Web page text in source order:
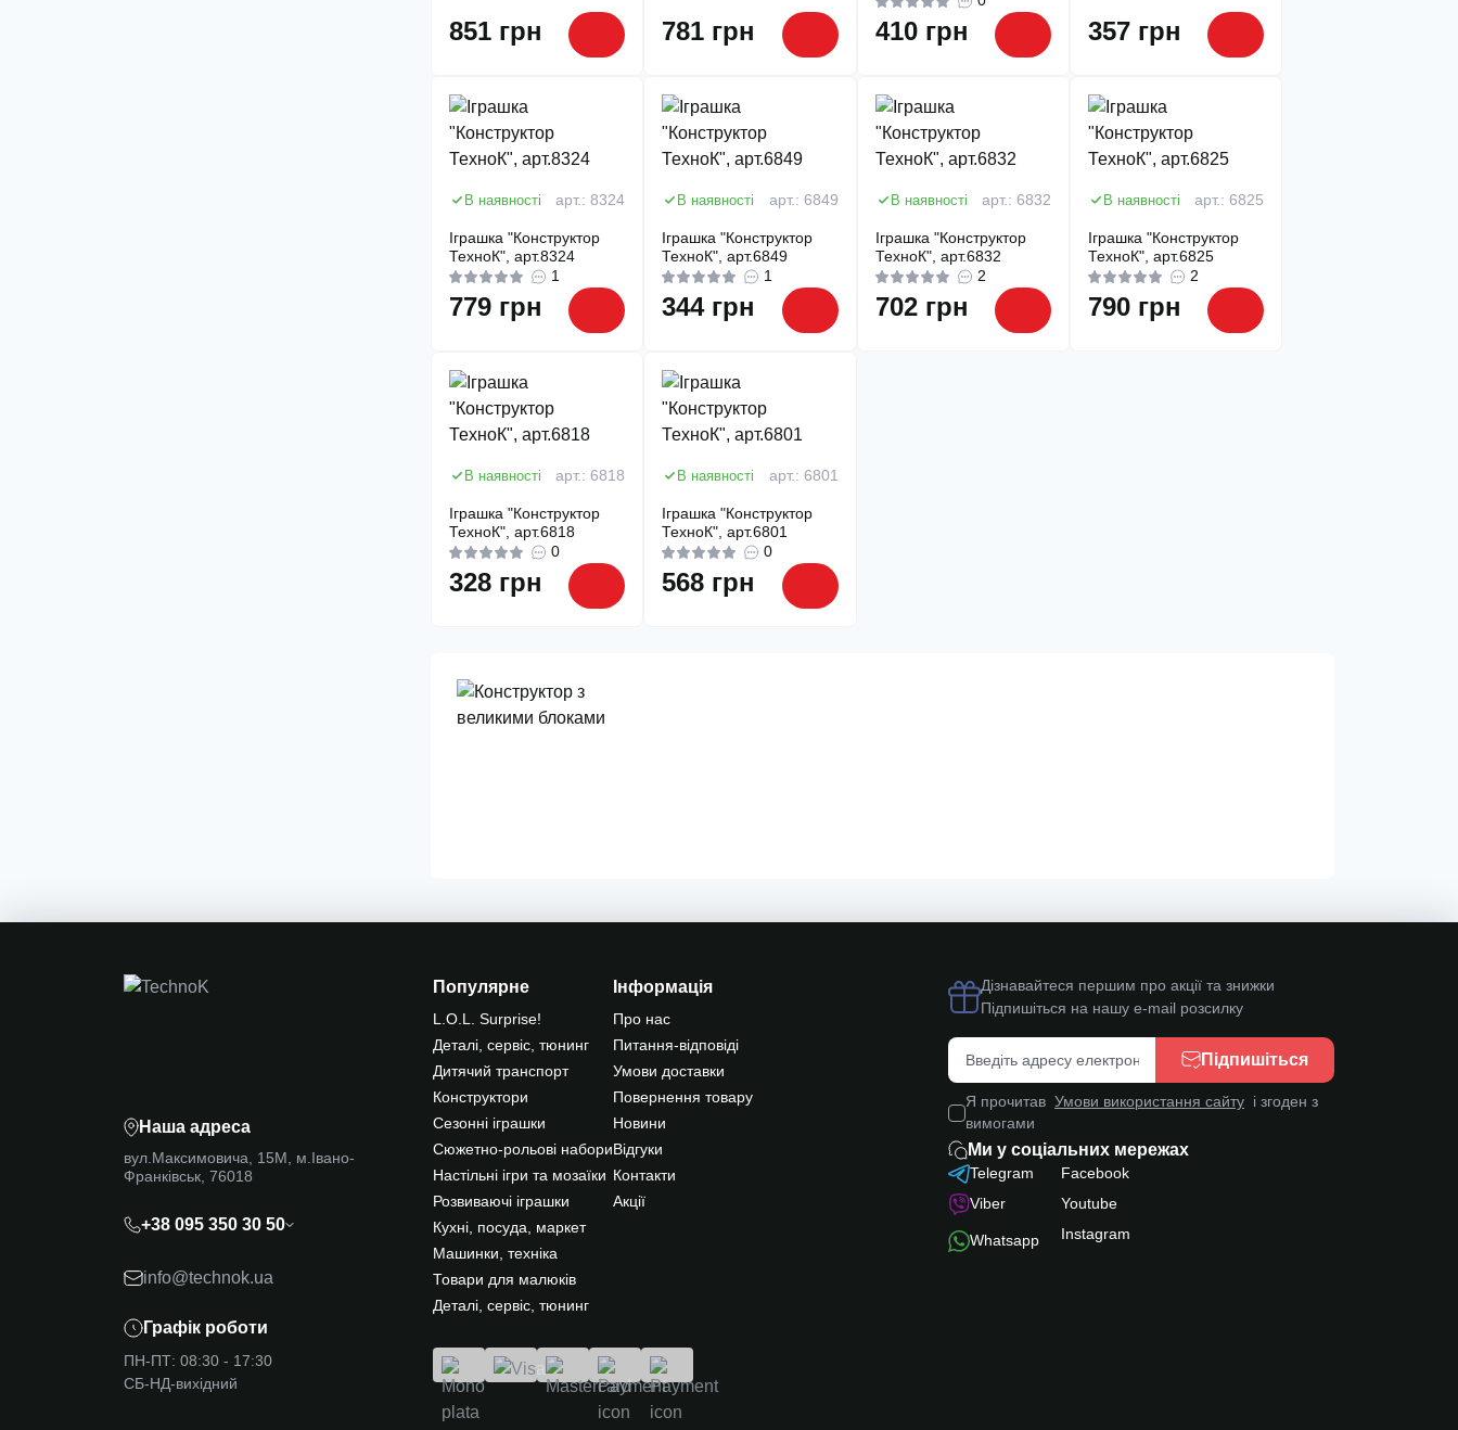
851 грн 781 грн 410 грн 357 грн
В наявності арт.: 8324
Іграшка "Конструктор
ТехноК", арт.8324
1
779 грн
В наявності арт.: 6849
Іграшка "Конструктор
ТехноК", арт.6849
1
344 грн
В наявності арт.: 6832
Іграшка "Конструктор
ТехноК", арт.6832
2
702 грн
В наявності арт.: 6825
Іграшка "Конструктор
ТехноК", арт.6825
2
790 грн
В наявності арт.: 6818
Іграшка "Конструктор
ТехноК", арт.6818
0
328 грн
В наявності арт.: 6801
Іграшка "Конструктор
ТехноК", арт.6801
0
568 грн
Наша адреса
вул.Максимовича, 15М, м.Івано-
Франківськ, 76018
+38 095 350 30 50
info@technok.ua
Графік роботи
ПН-ПТ: 08:30 - 17:30
СБ-НД-вихідний
Популярне
L.O.L. Surprise!
Деталі, сервіс, тюнинг
Дитячий транспорт
Конструктори
Сезонні іграшки
Сюжетно-рольові набори
Настільні ігри та мозаїки
Розвиваючі іграшки
Кухні, посуда, маркет
Машинки, техніка
Товари для малюків
Деталі, сервіс, тюнинг
Інформація
Про нас
Питання-відповіді
Умови доставки
Повернення товару
Новини
Відгуки
Контакти
Акції
Ми у соціальних мережах
Telegram
Viber
Whatsapp
Facebook
Youtube
Instagram
Дізнавайтеся першим про акції та знижки
Підпишіться на нашу e-mail розсилку
Підпишіться
Я прочитав Умови використання сайту і згоден з
вимогами